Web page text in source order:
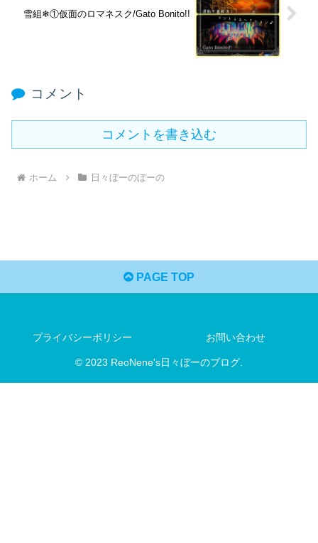
雪組❄①仮面のロマネスク/Gato Bonito!!
コメント
コメントを書き込む
ホーム 日々ぼーのぼーの
PAGE TOP
プライバシーポリシー お問い合わせ
© 2023 ReoNene's日々ぼーのブログ.